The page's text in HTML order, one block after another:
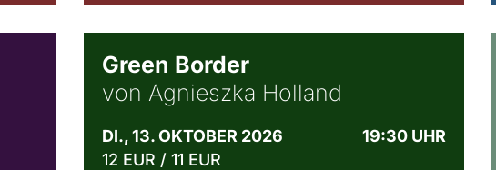
Green Border
von Agnieszka Holland
DI., 13. OKTOBER 2026
19:30 UHR
12 EUR / 11 EUR